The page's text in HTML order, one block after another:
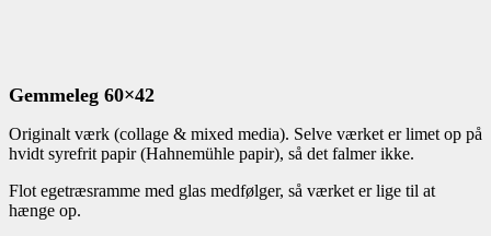
Gemmeleg 60×42
Originalt værk (collage & mixed media). Selve værket er limet op på
hvidt syrefrit papir (Hahnemühle papir), så det falmer ikke.
Flot egetræsramme med glas medfølger, så værket er lige til at
hænge op.